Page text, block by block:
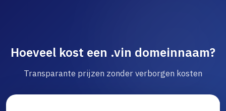
Hoeveel kost een .vin domeinnaam?
Transparante prijzen zonder verborgen kosten